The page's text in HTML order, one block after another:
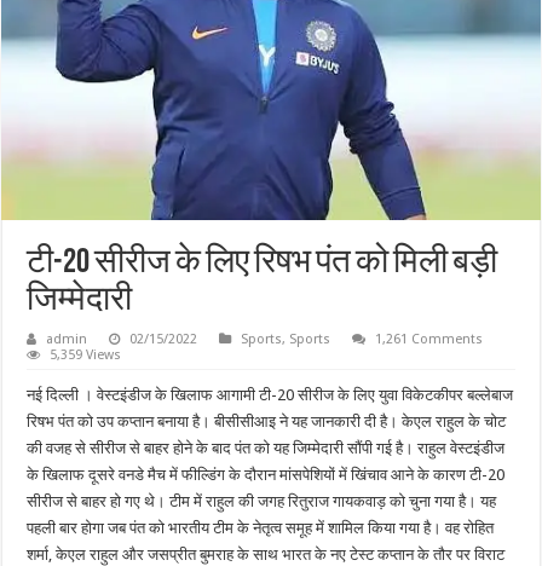
टी-20 सीरीज के लिए रिषभ पंत को मिली बड़ी
जिम्मेदारी
admin 02/15/2022 Sports, Sports
1,261 Comments
5,359 Views
नई दिल्ली । वेस्टइंडीज के खिलाफ आगामी टी-20 सीरीज के लिए युवा विकेटकीपर बल्लेबाज
रिषभ पंत को उप कप्तान बनाया है। बीसीसीआइ ने यह जानकारी दी है। केएल राहुल के चोट
की वजह से सीरीज से बाहर होने के बाद पंत को यह जिम्मेदारी सौंपी गई है। राहुल वेस्टइंडीज
के खिलाफ दूसरे वनडे मैच में फील्डिंग के दौरान मांसपेशियों में खिंचाव आने के कारण टी-20
सीरीज से बाहर हो गए थे। टीम में राहुल की जगह रितुराज गायकवाड़ को चुना गया है। यह
पहली बार होगा जब पंत को भारतीय टीम के नेतृत्व समूह में शामिल किया गया है। वह रोहित
शर्मा, केएल राहुल और जसप्रीत बुमराह के साथ भारत के नए टेस्ट कप्तान के तौर पर विराट